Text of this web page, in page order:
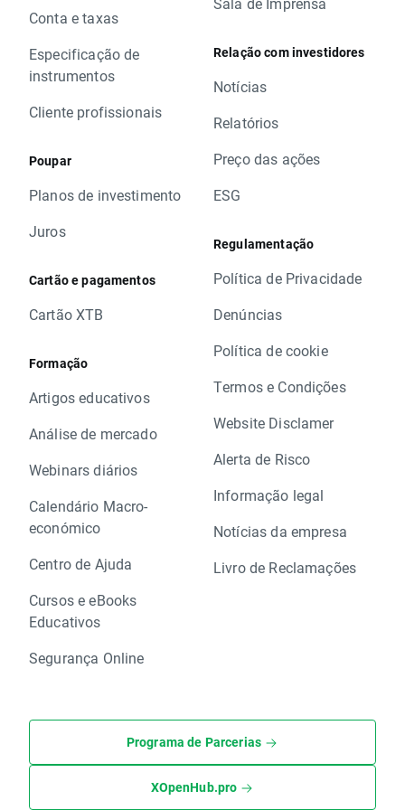
Conta e taxas
Especificação de
instrumentos
Cliente profissionais
Poupar
Planos de investimento
Juros
Cartão e pagamentos
Cartão XTB
Formação
Artigos educativos
Análise de mercado
Webinars diários
Calendário Macro-
económico
Centro de Ajuda
Cursos e eBooks
Educativos
Segurança Online
Relação com investidores
Notícias
Relatórios
Preço das ações
ESG
Regulamentação
Política de Privacidade
Denúncias
Política de cookie
Termos e Condições
Website Disclamer
Alerta de Risco
Informação legal
Notícias da empresa
Livro de Reclamações
Programa de Parcerias
XOpenHub.pro